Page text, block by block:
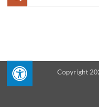
Copyright